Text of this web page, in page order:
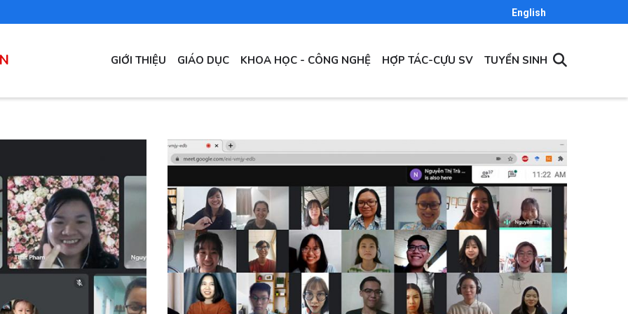
English
MAIN
NAVIGATION
GIỚI THIỆU GIÁO DỤC KHOA HỌC - CÔNG NGHỆ HỢP TÁC-CỰU SV TUYỂN SINH